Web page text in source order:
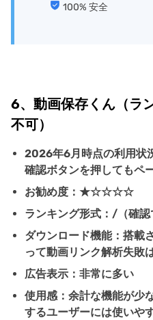
100% 安全
6、動画保存くん（ラ
不可）
2026年6月時点の利用状
確認ボタンを押してもペ
お勧め度：★☆☆☆☆
ランキング形式：/（確認
ダウンロード機能：搭載
って動画リンク解析失敗
広告表示：非常に多い
使用感：余計な機能が少
するユーザーには使いや